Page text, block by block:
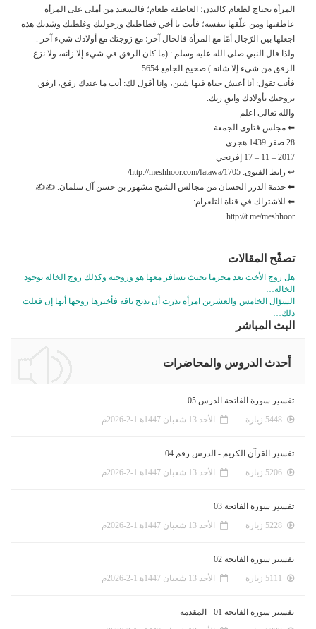
المرأة تحتاج لطعام كالبدن؛ العاطفة طعام؛ فالسعيد من أملى على المرأة
عاطفتها ومن علّقها بنفسه؛ فأنت يا أخي فظاظتك ورجولتك وغلظتك وشدتك هذه
اجعلها بين الرّجال أمّا مع المرأة فالحال آخر؛ مع زوجتك مع أولادك شيء آخر .
ولذا قال النبي صلى الله عليه وسلم : (ما كان الرفق في شيء إلا زانه، ولا نزع
الرفق من شيء إلا شانه ) صحيح الجامع 5654.
فأنت تقول: أنا أعيش حياة فيها شين، وانا أقول لك: أنت ما عندك رفق، ارفق
بزوجتك بأولادك واتقِ ربك.
والله تعالى اعلم
⬅ مجلس فتاوى الجمعة.
28 صفر 1439 هجري
2017 – 11 – 17 إفرنجي
↩ رابط الفتوى: http://meshhoor.com/fatawa/1705/
⬅ خدمة الدرر الحسان من مجالس الشيخ مشهور بن حسن آل سلمان. ✍✍
⬅ للاشتراك في قناة التلغرام:
http://t.me/meshhoor
تصفّح المقالات
هل زوج الأخت يعد محرما بحيث يسافر معها هو وزوجته وكذلك زوج الخالة بوجود
الخالة…
السؤال الخامس والعشرين امرأة نذرت أن تذبح ناقة فأخبرها زوجها أنها إن فعلت
ذلك…
البث المباشر
أحدث الدروس والمحاضرات
تفسير سورة الفاتحة الدرس 05
الأحد 13 شعبان 1447ﻫ 1-2-2026م
تفسير القرآن الكريم - الدرس رقم 04
الأحد 13 شعبان 1447ﻫ 1-2-2026م
تفسير سورة الفاتحة 03
الأحد 13 شعبان 1447ﻫ 1-2-2026م
تفسير سورة الفاتحة 02
الأحد 13 شعبان 1447ﻫ 1-2-2026م
تفسير سورة الفاتحة 01 - المقدمة